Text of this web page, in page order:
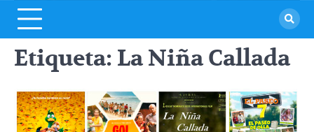
Etiqueta: La Niña Callada